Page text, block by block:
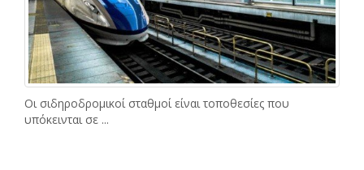
Οι σιδηροδρομικοί σταθμοί είναι τοποθεσίες που
υπόκεινται σε ...